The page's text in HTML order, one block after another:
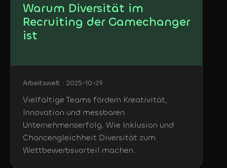
Warum Diversität im
Recruiting der Gamechanger
ist
Arbeitswelt · 2025-10-29
Vielfältige Teams fördern Kreativität,
Innovation und messbaren
Unternehmenserfolg. Wie Inklusion und
Chancengleichheit Diversität zum
Wettbewerbsvorteil machen.